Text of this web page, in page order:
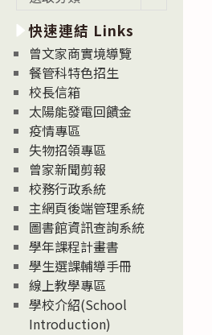
消
息
News
快速連結 Links
曾文家商實境導覽
餐管科特色招生
校長信箱
太陽能發電回饋金
疫情專區
失物招領專區
曾家新聞剪報
校務行政系統
主網頁後端管理系統
圖書館資訊查詢系統
學年課程計畫書
學生選課輔導手冊
線上教學專區
學校介紹(School
Introduction)